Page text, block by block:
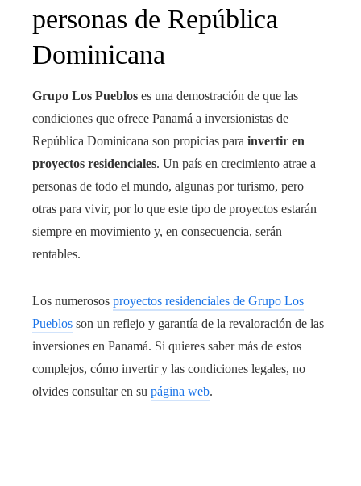
personas de República
Dominicana
Grupo Los Pueblos es una demostración de que las
condiciones que ofrece Panamá a inversionistas de
República Dominicana son propicias para invertir en
proyectos residenciales. Un país en crecimiento atrae a
personas de todo el mundo, algunas por turismo, pero
otras para vivir, por lo que este tipo de proyectos estarán
siempre en movimiento y, en consecuencia, serán
rentables.
Los numerosos proyectos residenciales de Grupo Los
Pueblos son un reflejo y garantía de la revaloración de las
inversiones en Panamá. Si quieres saber más de estos
complejos, cómo invertir y las condiciones legales, no
olvides consultar en su página web.